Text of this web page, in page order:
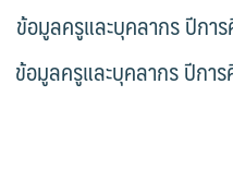
ข้อมูลครูและบุคลากร ปีกา
ข้อมูลครูและบุคลากร ปีกา